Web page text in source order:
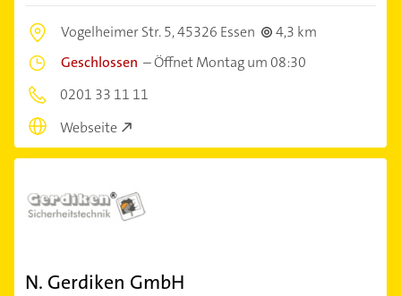
Vogelheimer Str. 5,45326 Essen
4,3 km
Geschlossen –Öffnet Montag um 08:30
0201 33 11 11
Webseite
N. Gerdiken GmbH